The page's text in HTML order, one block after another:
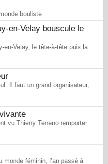
bouliste
en-Velay bouscule le
en-Velay, le tête-à-tête puis la
Il faut un grand organisateur,
vu Thierry Terreno remporter
monde féminin, l’an passé à